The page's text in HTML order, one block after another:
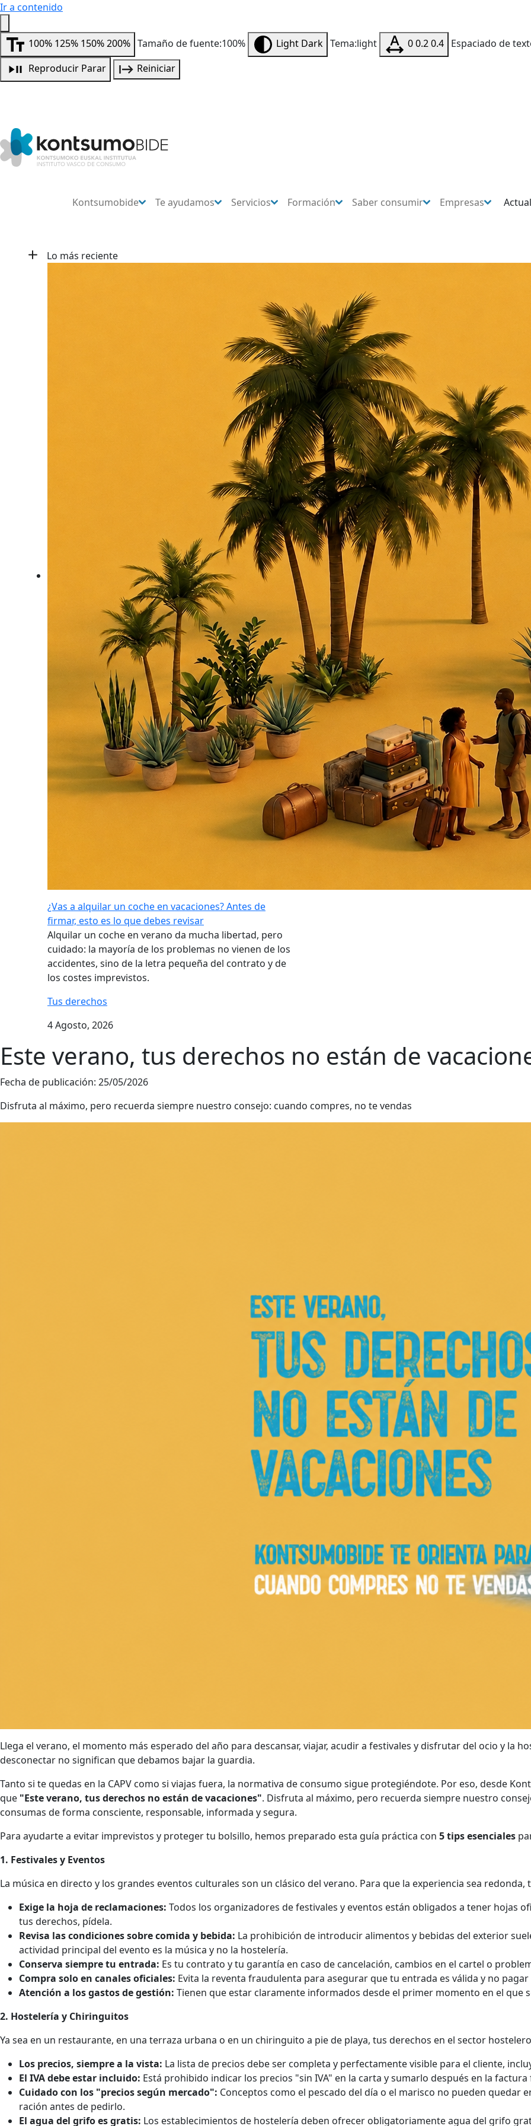
Ir a contenido
100% 125% 150%200% Tamaño de fuente:100% Light Dark Tema:light 00.20.4 Espaciado de
Reproducir Parar Reiniciar
Kontsumobide Te ayudamos Servicios Formación Saber consumir Empresas
Lo más reciente
¿Vas a alquilar un coche en vacaciones? Antes de
firmar, esto es lo que debes revisar
Alquilar un coche en verano da mucha libertad, pero
cuidado: la mayoría de los problemas no vienen de los
accidentes, sino de la letra pequeña del contrato y de
los costes imprevistos.
Tus derechos
4 Agosto, 2026
Este verano, tus derechos no están de
Fecha de publicación: 25/05/2026
Disfruta al máximo, pero recuerda siempre nuestro consejo: cuando compres, no te vendas
Llega el verano, el momento más esperado del año para descansar, viajar, acudir a festivales y disfrutar del ocio y la
desconectar no significan que debamos bajar la guardia.
Tanto si te quedas en la CAPV como si viajas fuera, la normativa de consumo sigue protegiéndote. Por eso, desde
que "Este verano, tus derechos no están de vacaciones". Disfruta al máximo, pero recuerda siempre nuestro
consumas de forma consciente, responsable, informada y segura.
Para ayudarte a evitar imprevistos y proteger tu bolsillo, hemos preparado esta guía práctica con 5 tips esenciales
1. Festivales y Eventos
La música en directo y los grandes eventos culturales son un clásico del verano. Para que la experiencia sea redonda,
Exige la hoja de reclamaciones: Todos los organizadores de festivales y eventos están obligados a tener hojas
tus derechos, pídela.
Revisa las condiciones sobre comida y bebida: La prohibición de introducir alimentos y bebidas del exterior
actividad principal del evento es la música y no la hostelería.
Conserva siempre tu entrada: Es tu contrato y tu garantía en caso de cancelación, cambios en el cartel o
Compra solo en canales oficiales: Evita la reventa fraudulenta para asegurar que tu entrada es válida y no
Atención a los gastos de gestión: Tienen que estar claramente informados desde el primer momento en el que
2. Hostelería y Chiringuitos
Ya sea en un restaurante, en una terraza urbana o en un chiringuito a pie de playa, tus derechos en el sector
Los precios, siempre a la vista: La lista de precios debe ser completa y perfectamente visible para el cliente,
El IVA debe estar incluido: Está prohibido indicar los precios "sin IVA" en la carta y sumarlo después en la factura
Cuidado con los "precios según mercado": Conceptos como el pescado del día o el marisco no pueden
ración antes de pedirlo.
El agua del grifo es gratis: Los establecimientos de hostelería deben ofrecer obligatoriamente agua del grifo